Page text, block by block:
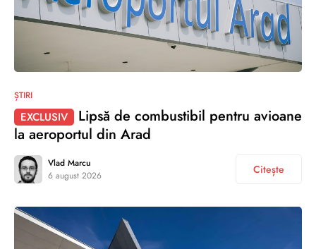
ȘTIRI
EXCLUSIV
Lipsă de combustibil pentru avioane
la aeroportul din Arad
Vlad Marcu
6 august 2026
Citește